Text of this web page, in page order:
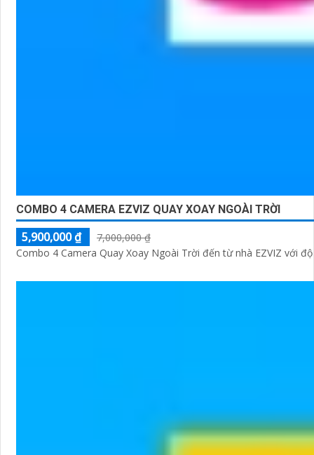
COMBO 4 CAMERA EZVIZ QUAY XOAY NGOÀI TRỜI
5,900,000 ₫
7,000,000 ₫
Combo 4 Camera Quay Xoay Ngoài Trời đến từ nhà EZVIZ với